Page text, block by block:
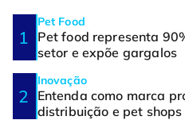
Pet Food
Pet food representa
setor e expõe gargalos
Inovação
Entenda como marca
distribuição e pet shops